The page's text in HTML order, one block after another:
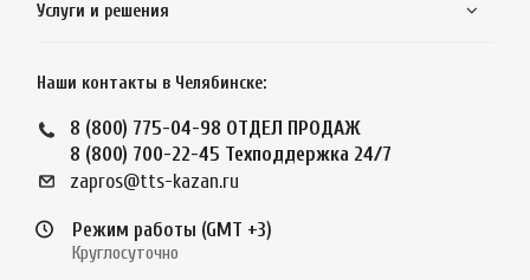
Услуги и решения
Наши контакты в Челябинске:
8 (800) 775-04-98 ОТДЕЛ ПРОДАЖ
8 (800) 700-22-45 Техподдержка 24/7
zapros@tts-kazan.ru
Режим работы (GMT +3)
Круглосуточно